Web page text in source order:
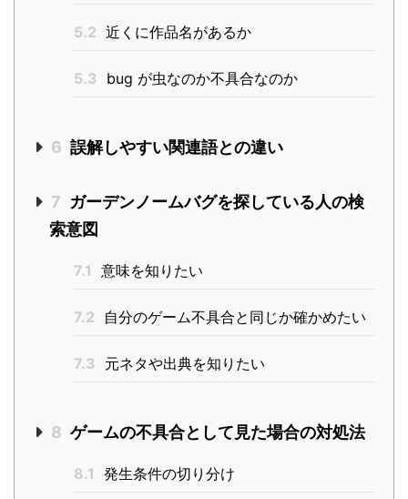
5.2 近くに作品名があるか
5.3 bug が虫なのか不具合なのか
6 誤解しやすい関連語との違い
7 ガーデンノームバグを探している人の検
索意図
7.1 意味を知りたい
7.2 自分のゲーム不具合と同じか確かめたい
7.3 元ネタや出典を知りたい
8 ゲームの不具合として見た場合の対処法
8.1 発生条件の切り分け